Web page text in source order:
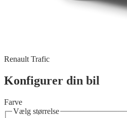
Renault Trafic
Konfigurer din bil
Farve
Vælg størrelse